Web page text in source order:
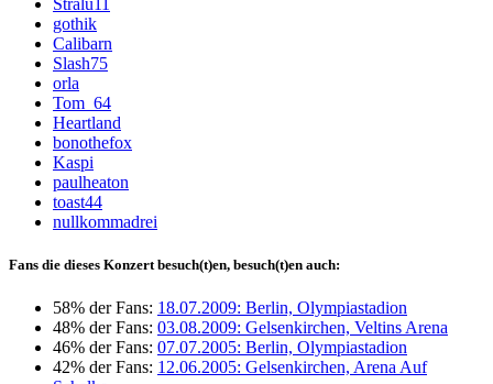
gothik
Calibarn
Slash75
orla
Tom_64
Heartland
bonothefox
Kaspi
paulheaton
toast44
nullkommadrei
Fans die dieses Konzert besuch(t)en, besuch(t)en auch:
58% der Fans: 18.07.2009: Berlin, Olympiastadion
48% der Fans: 03.08.2009: Gelsenkirchen, Veltins Arena
46% der Fans: 07.07.2005: Berlin, Olympiastadion
42% der Fans: 12.06.2005: Gelsenkirchen, Arena Auf